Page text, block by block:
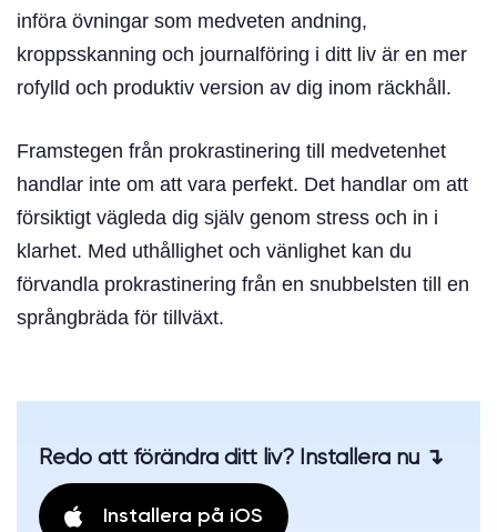
införa övningar som medveten andning,
kroppsskanning och journalföring i ditt liv är en mer
rofylld och produktiv version av dig inom räckhåll.
Framstegen från prokrastinering till medvetenhet
handlar inte om att vara perfekt. Det handlar om att
försiktigt vägleda dig själv genom stress och in i
klarhet. Med uthållighet och vänlighet kan du
förvandla prokrastinering från en snubbelsten till en
språngbräda för tillväxt.
Redo att förändra ditt liv? Installera nu ↴
Installera på iOS